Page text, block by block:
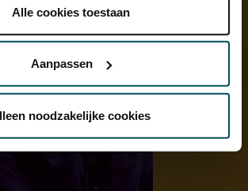
hier. Lees onze
op onze website kunt u uw
en verwerken.
Alle cookies toestaan
Aanpassen
noodzakelijke cookies